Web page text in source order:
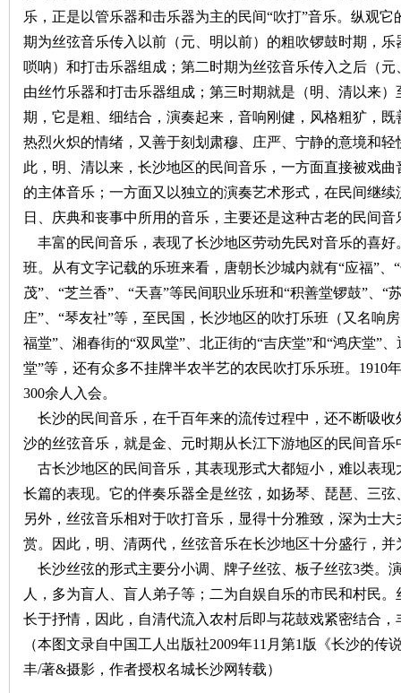
乐，正是以管乐器和击乐器为主的民间“吹打”音乐。纵观它
期为丝弦音乐传入以前（元、明以前）的粗吹锣鼓时期，
唢呐）和打击乐器组成；第二时期为丝弦音乐传入之后（
由丝竹乐器和打击乐器组成；第三时期就是（明、清以来
期，它是粗、细结合，演奏起来，音响刚健，风格粗犷，
热烈火炽的情绪，又善于刻划肃穆、庄严、宁静的意境和
此，明、清以来，长沙地区的民间音乐，一方面直接被戏
的主体音乐；一方面又以独立的演奏艺术形式，在民间继
日、庆典和丧事中所用的音乐，主要还是这种古老的民间音
丰富的民间音乐，表现了长沙地区劳动先民对音乐的喜
班。从有文字记载的乐班来看，唐朝长沙城内就有“应福”、
茂”、“芝兰香”、“天喜”等民间职业乐班和“积善堂锣鼓”、“
庄”、“琴友社”等，至民国，长沙地区的吹打乐班（又名响
福堂”、湘春街的“双凤堂”、北正街的“吉庆堂”和“鸿庆堂”
堂”等，还有众多不挂牌半农半艺的农民吹打乐乐班。 1910
300余人入会。
长沙的民间音乐，在千百年来的流传过程中，还不断吸
沙的丝弦音乐，就是金、元时期从长江下游地区的民间音乐
古长沙地区的民间音乐，其表现形式大都短小，难以表
长篇的表现。它的伴奏乐器全是丝弦，如扬琴、琵琶、三
另外，丝弦音乐相对于吹打音乐，显得十分雅致，深为士
赏。因此，明、清两代，丝弦音乐在长沙地区十分盛行，
长沙丝弦的形式主要分小调、牌子丝弦、板子丝弦3类。
人，多为盲人、盲人弟子等；二为自娱自乐的市民和村民
长于抒情，因此，自清代流入农村后即与花鼓戏紧密结合
（本图文录自中国工人出版社2009年11月第1版《长沙的
丰/著&摄影，作者授权名城长沙网转载）